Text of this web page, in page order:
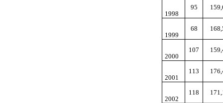
1998
95
1999
68
2000
107
2001
113
2002
118